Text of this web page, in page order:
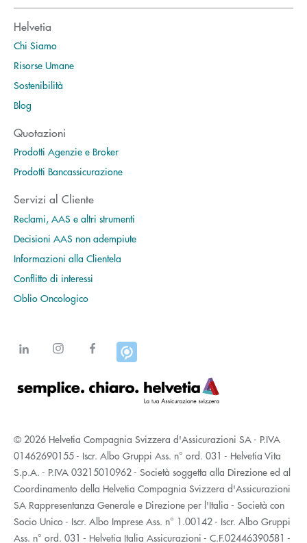
Helvetia
Chi Siamo
Risorse Umane
Sostenibilità
Blog
Quotazioni
Prodotti Agenzie e Broker
Prodotti Bancassicurazione
Servizi al Cliente
Reclami, AAS e altri strumenti
Decisioni AAS non adempiute
Informazioni alla Clientela
Conflitto di interessi
Oblio Oncologico
© 2026 Helvetia Compagnia Svizzera d'Assicurazioni SA - P.IVA
01462690155 - Iscr. Albo Gruppi Ass. n° ord. 031 - Helvetia Vita
S.p.A. - P.IVA 03215010962 - Società soggetta alla Direzione ed al
Coordinamento della Helvetia Compagnia Svizzera d'Assicurazioni
SA Rappresentanza Generale e Direzione per l'Italia - Società con
Socio Unico - Iscr. Albo Imprese Ass. n° 1.00142 - Iscr. Albo Gruppi
Ass. n° ord. 031 - Helvetia Italia Assicurazioni - C.F.02446390581 -